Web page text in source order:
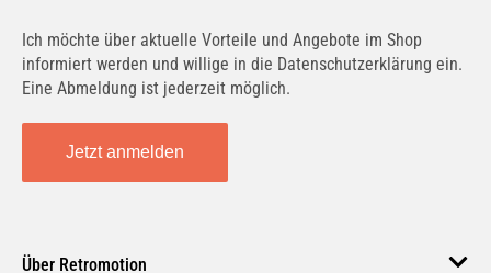
Ich möchte über aktuelle Vorteile und Angebote im Shop
informiert werden und willige in die Datenschutzerklärung ein.
Eine Abmeldung ist jederzeit möglich.
Jetzt anmelden
Über Retromotion